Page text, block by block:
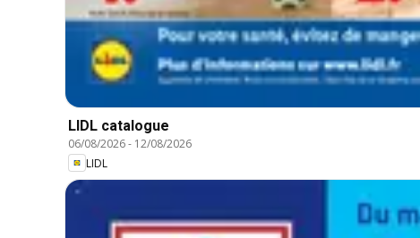
LIDL catalogue
06/08/2026- 12/08/2026
LIDL